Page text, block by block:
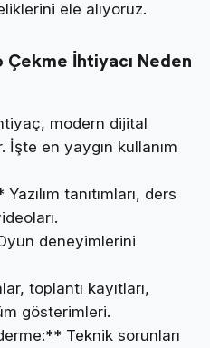
ele alıyoruz.
İhtiyacı Neden
modern dijital
İşte en yaygın kullanım
tanıtımları, ders
deneyimlerini
toplantı kayıtları,
gösterimleri.
Teknik sorunları